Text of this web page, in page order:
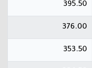
395.50
376.00
353.50